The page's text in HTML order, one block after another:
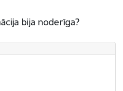
bija noderīga?